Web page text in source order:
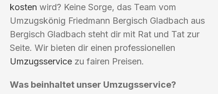
kosten wird? Keine Sorge, das Team vom
Umzugskönig Friedmann Bergisch Gladbach aus
Bergisch Gladbach steht dir mit Rat und Tat zur
Seite. Wir bieten dir einen professionellen
Umzugsservice zu fairen Preisen.
Was beinhaltet unser Umzugsservice?